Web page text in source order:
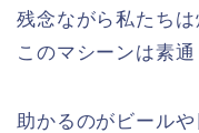
残念ながら私たち
このマシーンは素通
助かるのがビールや